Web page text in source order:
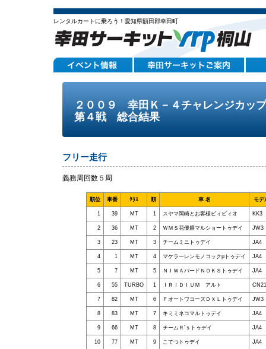
レンタルカートに乗ろう！愛知県額田郡幸田町
２００９ 幸田Ｋ－４チャレンジカッ
第４戦 総合結果
フリー走行
義務周回数５周
順位 車番 ｸﾗｽ 順 車 名 モデ
1 39 MT 1 スヤマ岡崎とお客様ビィビィオ KK3
2 36 MT 2 ＷＭＳ花優膳マルショートゥデイ JW3
3 23 MT 3 チームミニトゥデイ JA4
4 1 MT 4 マケラーレンモノコックμトゥデイ JA4
5 7 MT 5 ＮＩＷＡバードＮＯＫＳトゥデイ JA4
6 55 TURBO 1 ＩＲＩＤＩＵＭ アルト
7 82 MT 6 ＦオートワコーズＤＸＬトゥデイ JW3
8 83 MT 7 キミミネコマルトゥデイ JA4
9 66 MT 8 チームＲ’ｓトゥデイ JA4
10 77 MT 9 こてつトゥデイ JA4